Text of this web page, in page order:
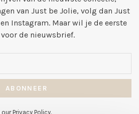
van Just be Jolie, volg dan Just
Instagram. Maar wil je de eerste
de nieuwsbrief.
ABONNEER
Privacy Policy.